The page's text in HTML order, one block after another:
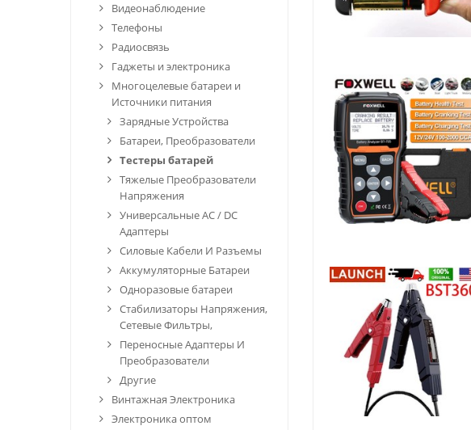
Видеонаблюдение
Телефоны
Радиосвязь
Гаджеты и электроника
Многоцелевые батареи и
Источники питания
Зарядные Устройства
Батареи, Преобразователи
Тестеры батарей
Тяжелые Преобразователи
Напряжения
Универсальные AC / DC
Адаптеры
Силовые Кабели И Разъемы
Аккумуляторные Батареи
Одноразовые батареи
Стабилизаторы Напряжения,
Сетевые Фильтры,
Переносные Адаптеры И
Преобразователи
Другие
Винтажная Электроника
Электроника оптом